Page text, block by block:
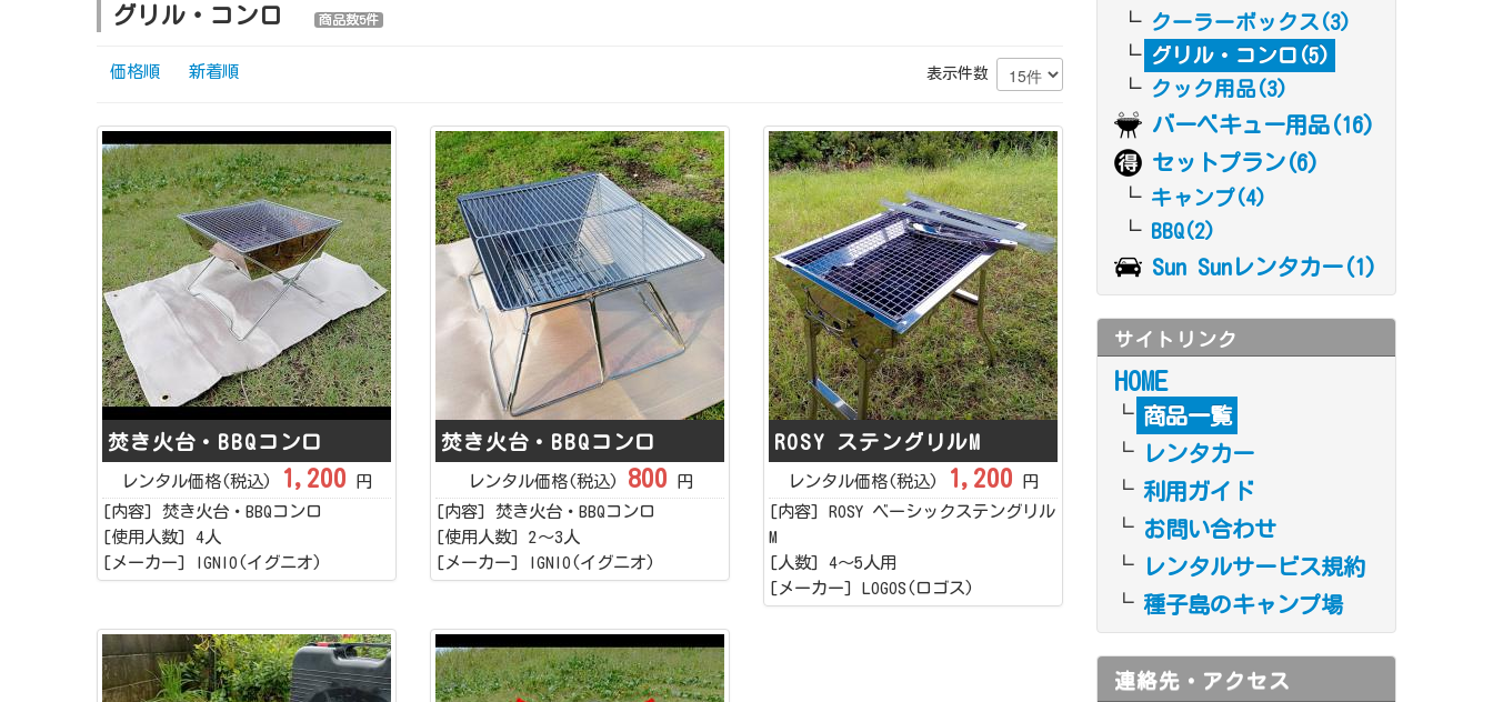
グリル・コンロ 商品数5件
価格順 新着順 表示件数
焚き火台・BBQコンロ
レンタル価格(税込) 1,200 円
[内容] 焚き火台・BBQコンロ
[使用人数] 4人
[メーカー] IGNIO(イグニオ)
焚き火台・BBQコンロ
レンタル価格(税込) 800 円
[内容] 焚き火台・BBQコンロ
[使用人数] 2～3人
[メーカー] IGNIO(イグニオ)
ROSY ステングリルM
レンタル価格(税込) 1,200 円
[内容] ROSY ベーシックステングリル
M
[人数] 4～5人用
[メーカー] LOGOS(ロゴス)
クーラーボックス(3)
グリル・コンロ(5)
クック用品(3)
バーベキュー用品(16)
セットプラン(6)
キャンプ(4)
BBQ(2)
Sun Sunレンタカー(1)
サイトリンク
HOME
商品一覧
レンタカー
利用ガイド
お問い合わせ
レンタルサービス規約
種子島のキャンプ場
連絡先・アクセス